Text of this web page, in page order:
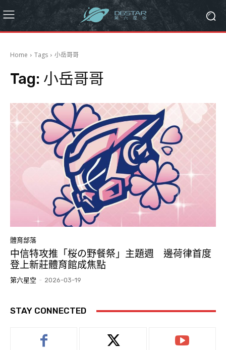
Home Tags 小岳哥哥
Tag: 小岳哥哥
體育部落
中信特攻推「桜の野餐祭」主題週 邊荷律首度
登上新莊體育館成焦點
第六星空 - 2026-03-19
STAY CONNECTED